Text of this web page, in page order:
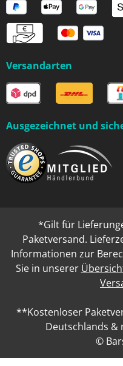
Versandarten
Ausgezeichnet und
*Gilt für
Paketversand.
Informationen zur
Sie in unserer
**Kostenloser
Deutschlands &
©